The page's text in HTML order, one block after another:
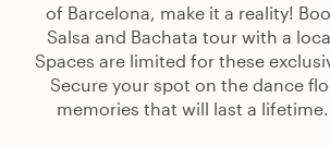
of Barcelona, make it a reality!
Salsa and Bachata tour with a
Spaces are limited for these
Secure your spot on the dance
memories that will last a